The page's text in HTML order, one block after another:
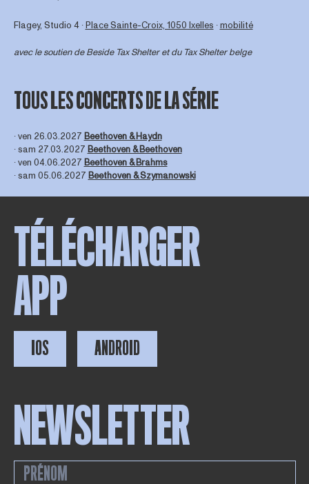
Flagey, Studio 4 ∙Place Sainte-Croix, 1050 Ixelles ∙mobilité
avec le soutien deBeside Tax Shelteret du Tax Shelter belge
TOUS LES CONCERTS DE LA SÉRIE
∙ ven 26.03.2027 Beethoven & Haydn
∙ sam 27.03.2027 Beethoven & Beethoven
∙ ven 04.06.2027 Beethoven & Brahms
∙ sam 05.06.2027 Beethoven & Szymanowski
TÉLÉCHARGER
APP
IOS ANDROID
NEWSLETTER